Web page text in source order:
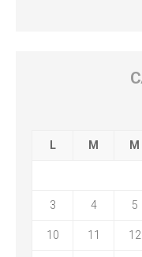
L M M
3 4 5
10 11 12